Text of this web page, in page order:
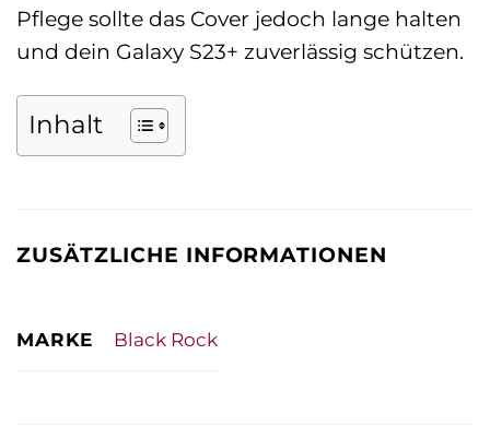
Pflege sollte das Cover jedoch lange halten
und dein Galaxy S23+ zuverlässig schützen.
Inhalt
ZUSÄTZLICHE INFORMATIONEN
MARKE Black Rock